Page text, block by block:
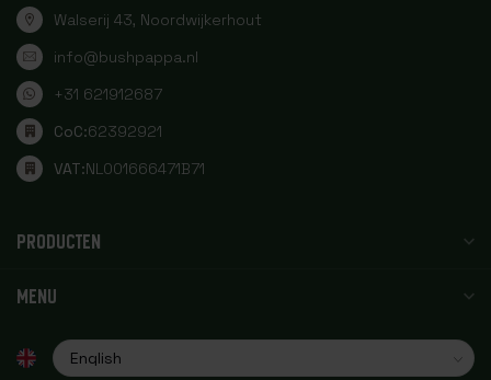
Walserij 43, Noordwijkerhout
info@bushpappa.nl
+31 621912687
CoC:62392921
VAT:NL001666471B71
PRODUCTEN
MENU